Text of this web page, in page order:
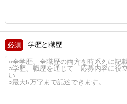
学歴と職歴